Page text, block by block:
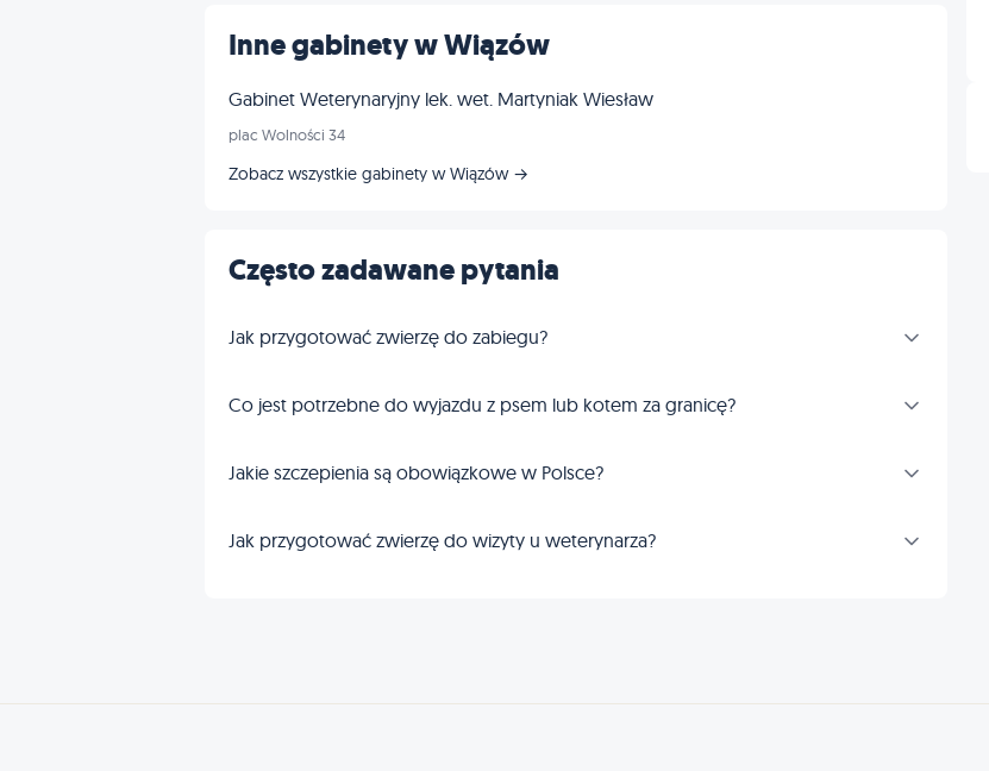
Inne gabinety w Wiązów
Gabinet Weterynaryjny lek. wet. Martyniak Wiesław
plac Wolności 34
Zobacz wszystkie gabinety w Wiązów →
Często zadawane pytania
Jak przygotować zwierzę do zabiegu?
Co jest potrzebne do wyjazdu z psem lub kotem za granicę?
Jakie szczepienia są obowiązkowe w Polsce?
Jak przygotować zwierzę do wizyty u weterynarza?